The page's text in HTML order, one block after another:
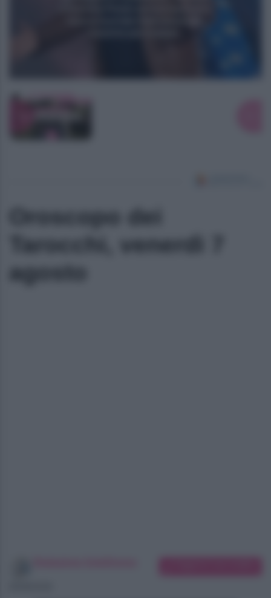
Oroscopo dei
Tarocchi, venerdì 7
agosto